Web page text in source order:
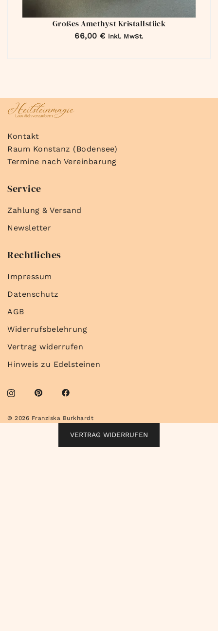
Großes Amethyst Kristallstück
66,00 € inkl. MwSt.
Kontakt
Raum Konstanz (Bodensee)
Termine nach Vereinbarung
Service
Zahlung & Versand
Newsletter
Rechtliches
Impressum
Datenschutz
AGB
Widerrufsbelehrung
Vertrag widerrufen
Hinweis zu Edelsteinen
© 2026 Franziska Burkhardt
VERTRAG WIDERRUFEN